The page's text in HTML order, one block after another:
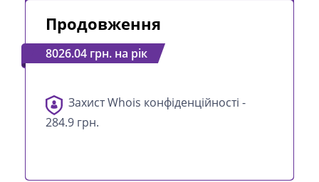
Продовження
8026.04 грн. на рік
Захист Whois конфіденційності -
284.9 грн.